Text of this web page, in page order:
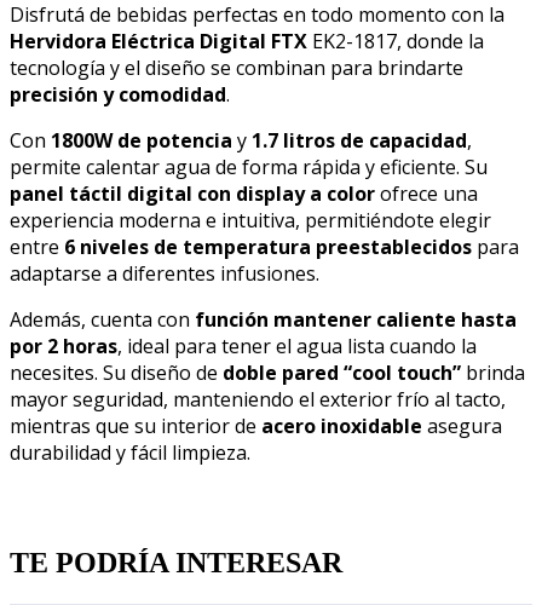
Disfrutá de bebidas perfectas en todo momento con la
Hervidora Eléctrica Digital FTX EK2-1817, donde la
tecnología y el diseño se combinan para brindarte
precisión y comodidad.
Con 1800W de potencia y 1.7 litros de capacidad,
permite calentar agua de forma rápida y eficiente. Su
panel táctil digital con display a colorofrece una
experiencia moderna e intuitiva, permitiéndote elegir
entre 6 niveles de temperatura preestablecidos para
adaptarse a diferentes infusiones.
Además, cuenta con función mantener caliente hasta
por 2 horas, ideal para tener el agua lista cuando la
necesites. Su diseño de doble pared “cool touch” brinda
mayor seguridad, manteniendo el exterior frío al tacto,
mientras que su interior de acero inoxidable asegura
durabilidad y fácil limpieza.
TE PODRÍA INTERESAR